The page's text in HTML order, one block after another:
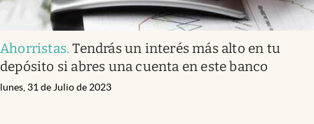
Ahorristas.Tendrás un interés más alto en tu
depósito si abres una cuenta en este banco
lunes, 31 de Julio de 2023